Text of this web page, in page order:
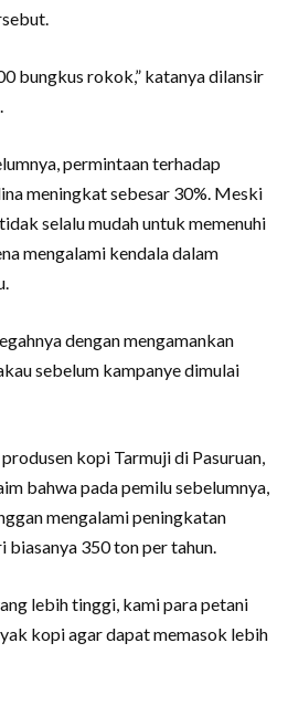
bungkus rokok,” katanya dilansir
permintaan terhadap
meningkat sebesar 30%. Meski
selalu mudah untuk memenuhi
mengalami kendala dalam
dengan mengamankan
sebelum kampanye dimulai
kopi Tarmuji di Pasuruan,
bahwa pada pemilu sebelumnya,
mengalami peningkatan
biasanya 350 ton per tahun.
lebih tinggi, kami para petani
kopi agar dapat memasok lebih